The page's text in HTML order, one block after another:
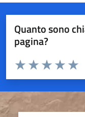
Quanto sono
pagina?
Valuta da 1 a 5 stelle la
Valuta 4
Valuta 3
Valuta 2 stelle
Valuta 1 stelle su 5